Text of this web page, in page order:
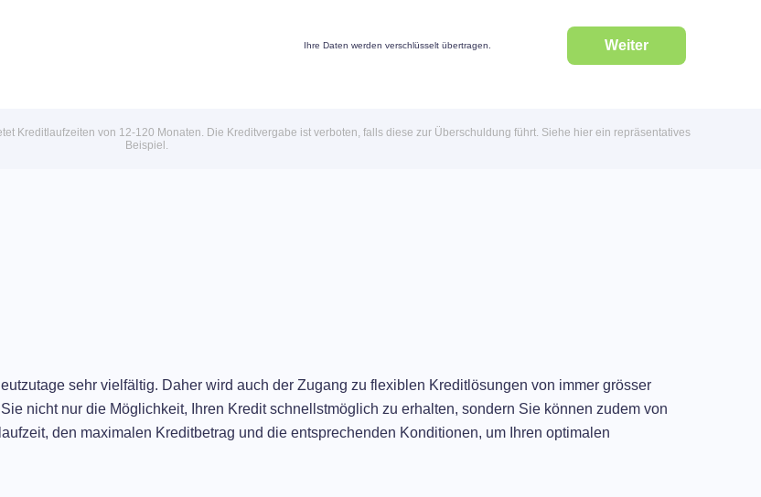
Ihre Daten werden verschlüsselt übertragen.
Kreditlaufzeiten von 12-120 Monaten. Die Kreditvergabe ist verboten, falls diese zur Überschuldung führt. Siehe hier ein repräsentatives
Beispiel.
sehr vielfältig. Daher wird auch der Zugang zu flexiblen Kreditlösungen von immer grösser
nicht nur die Möglichkeit, Ihren Kredit schnellstmöglich zu erhalten, sondern Sie können zudem von
den maximalen Kreditbetrag und die entsprechenden Konditionen, um Ihren optimalen